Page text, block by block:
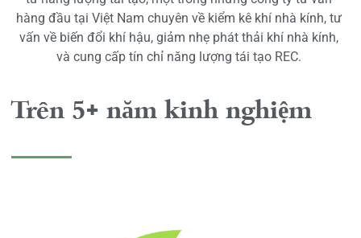
hàng đầu tại Việt Nam chuyên về kiểm kê khí nhà kính, tư
vấn về biến đổi khí hậu, giảm nhẹ phát thải khí nhà kính,
và cung cấp tín chỉ năng lượng tái tạo REC.
Trên 5+ năm kinh nghiệm